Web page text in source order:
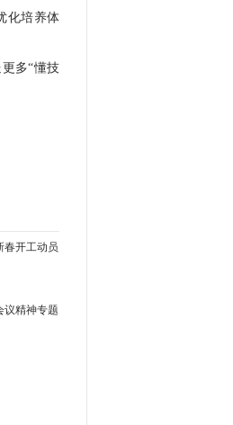
化培养体
多“懂技
开工动员
精神专题